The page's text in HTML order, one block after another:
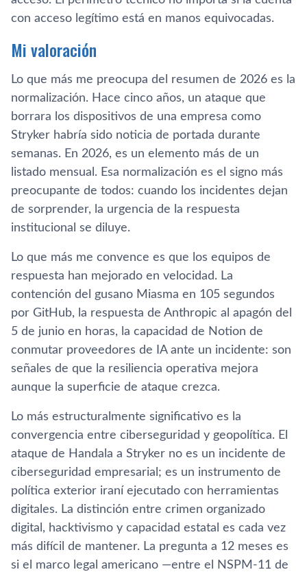
con acceso legítimo está en manos equivocadas.
Mi valoración
Lo que más me preocupa del resumen de 2026 es la
normalización. Hace cinco años, un ataque que
borrara los dispositivos de una empresa como
Stryker habría sido noticia de portada durante
semanas. En 2026, es un elemento más de un
listado mensual. Esa normalización es el signo más
preocupante de todos: cuando los incidentes dejan
de sorprender, la urgencia de la respuesta
institucional se diluye.
Lo que más me convence es que los equipos de
respuesta han mejorado en velocidad. La
contención del gusano Miasma en 105 segundos
por GitHub, la respuesta de Anthropic al apagón del
5 de junio en horas, la capacidad de Notion de
conmutar proveedores de IA ante un incidente: son
señales de que la resiliencia operativa mejora
aunque la superficie de ataque crezca.
Lo más estructuralmente significativo es la
convergencia entre ciberseguridad y geopolítica. El
ataque de Handala a Stryker no es un incidente de
ciberseguridad empresarial; es un instrumento de
política exterior iraní ejecutado con herramientas
digitales. La distinción entre crimen organizado
digital, hacktivismo y capacidad estatal es cada vez
más difícil de mantener. La pregunta a 12 meses es
si el marco legal americano —entre el NSPM-11 de